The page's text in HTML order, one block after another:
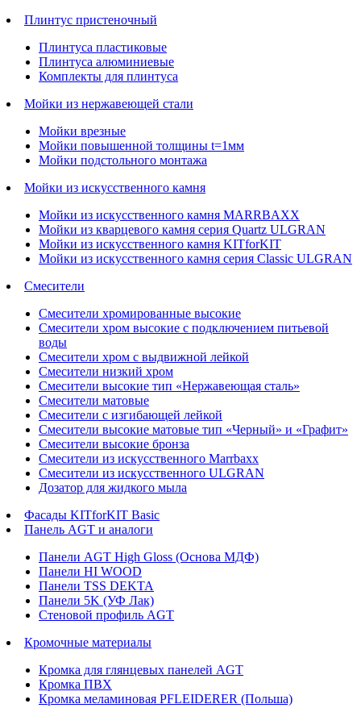
Плинтус пристеночный
Плинтуса пластиковые
Плинтуса алюминиевые
Комплекты для плинтуса
Мойки из нержавеющей стали
Мойки врезные
Мойки повышенной толщины t=1мм
Мойки подстольного монтажа
Мойки из искусственного камня
Мойки из искусственного камня MARRBAXX
Мойки из кварцевого камня серия Quartz ULGRAN
Мойки из искусственного камня KITforKIT
Мойки из искусственного камня серия Classic ULGRAN
Смесители
Смесители хромированные высокие
Смесители хром высокие с подключением питьевой
воды
Смесители хром с выдвижной лейкой
Смесители низкий хром
Смесители высокие тип «Нержавеющая сталь»
Смесители матовые
Смесители с изгибающей лейкой
Смесители высокие матовые тип «Черный» и «Графит»
Смесители высокие бронза
Смесители из искусственного Marrbaxx
Смесители из искусственного ULGRAN
Дозатор для жидкого мыла
Фасады KITforKIT Basic
Панель AGT и аналоги
Панели AGT High Gloss (Основа МДФ)
Панели HI WOOD
Панели TSS DEKTA
Панели 5K (УФ Лак)
Стеновой профиль AGT
Кромочные материалы
Кромка для глянцевых панелей AGT
Кромка ПВХ
Кромка меламиновая PFLEIDERER (Польша)